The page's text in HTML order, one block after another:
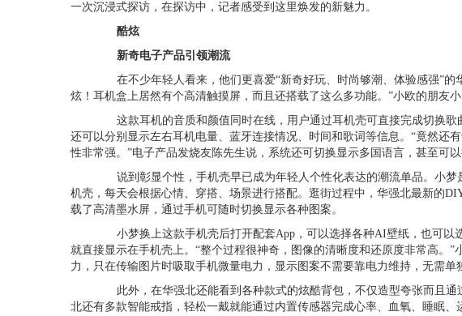
一次沉浸式探访，在探访中，记者感受到这里焕发的新魅力。
酷炫
新奇电子产品引领潮流
在不少年轻人看来，他们更喜爱“新奇好玩、时尚够潮、体验感强”的
炫！耳机盒上居然有个高清触摸屏，而且还搭载了这么多功能。”小欧的朋友
这款耳机的音质和颜值同时在线，用户通过耳机壳可直接完成切换歌
还可以分别显示左右耳机电量、蓝牙连接情况、时间和歌词等信息。“竟然还
性非常强。”电子产品发烧友陈先生说，系统还可切换显示多国语言，甚至可
说到彰显个性，手机壳早已成为年轻人个性化表达的潮流单品。小梦
机壳，每天会根据心情、穿搭、场景进行搭配。逛街过程中，华强北最新的
载了高清墨水屏，通过手机可随时切换显示各种图案。
小梦换上这款手机壳后打开配套App ，可以选择各种AI壁纸，也可以
就直接显示在手机壳上。“整个过程很神奇，图像的清晰度和还原度非常高。
力，只在传输图片时吸取手机微量电力，显示图案不需要靠电力维持，无需单
此外，在华强北还能看到各种款式的炫酷背包，不仅造型夸张而且通
北还有多款智能戒指，轻松一戴就能通过内置传感器完成心率、血氧、睡眠